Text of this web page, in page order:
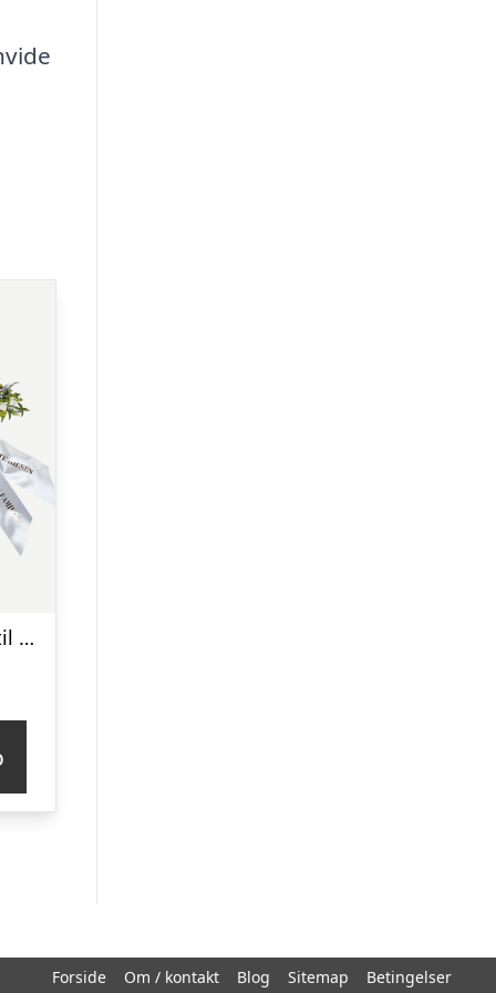
Kors i klassisk stil med bånd – creme
Forside Om / kontakt Blog Sitemap Betingelser